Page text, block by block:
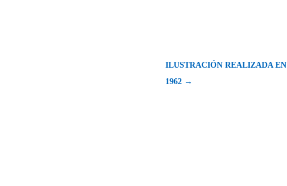
ILUSTRACIÓN REALIZADA EN
1962 →